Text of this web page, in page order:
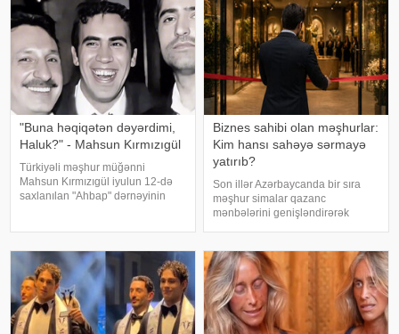
"Buna həqiqətən dəyərdimi,
Haluk?" - Mahsun Kırmızıgül
Türkiyəli məşhur müğənni
Mahsun Kırmızıgül iyulun 12-də
saxlanılan "Ahbap" dərnəyinin
hesabında bir zamanlar ən yaxı
Biznes sahibi olan məşhurlar:
Kim hansı sahəyə sərmayə
yatırıb?
Son illər Azərbaycanda bir sıra
məşhur simalar qazanc
mənbələrini genişləndirərək
restoran, kafe, geyim, gözəllik və
qida sektorunda fəaliyyət
göstərən, öz adları il